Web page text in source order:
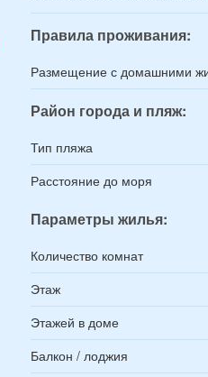
Правила проживания:
Размещение с домашними
Район города и пляж:
Тип пляжа
Расстояние до моря
Параметры жилья:
Количество комнат
Этаж
Этажей в доме
Балкон / лоджия